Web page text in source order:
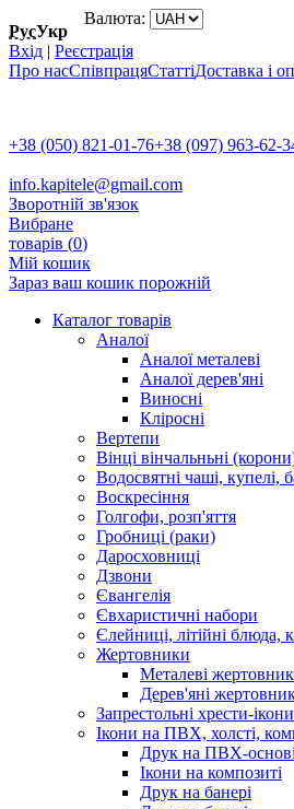
РусУкр
Валюта:
Вхід | Реєстрація
Про насСпівпрацяСтаттіДоставка і
+38 (050) 821-01-76+38 (097) 963-62-
info.kapitele@gmail.com
Зворотній зв'язок
Вибране
товарів (0)
Мій кошик
Зараз ваш кошик порожній
Каталог товарів
Аналої
Аналої металеві
Аналої дерев'яні
Виносні
Кліросні
Вертепи
Вінці вінчальньні
Водосвятні чаші, купелі,
Воскресіння
Голгофи, розп'яття
Гробниці (раки)
Даросховниці
Дзвони
Євангелія
Євхаристичні набори
Єлейниці, літійні блюда,
Жертовники
Металеві
Дерев'яні
Запрестольні хрести-
Ікони на ПВХ, холсті,
Друк на ПВХ-основі
Ікони на композиті
Друк на банері